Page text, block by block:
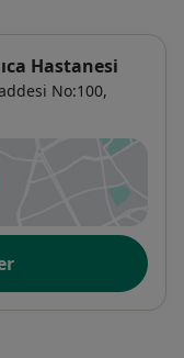
Hastanesi
No:100,
açılır